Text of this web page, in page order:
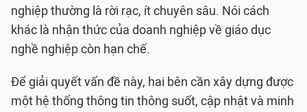
nghiệp thường là rời rạc, ít chuyên sâu. Nói cách
khác là nhận thức của doanh nghiệp về giáo dục
nghề nghiệp còn hạn chế.
Để giải quyết vấn đề này, hai bên cần xây dựng được
một hệ thống thông tin thông suốt, cập nhật và minh